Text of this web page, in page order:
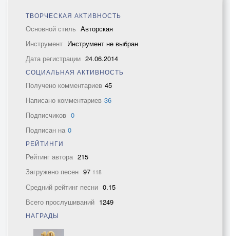
ТВОРЧЕСКАЯ АКТИВНОСТЬ
Основной стиль Авторская
Инструмент Инструмент не выбран
Дата регистрации 24.06.2014
СОЦИАЛЬНАЯ АКТИВНОСТЬ
Получено комментариев 45
Написано комментариев 36
Подписчиков 0
Подписан на 0
РЕЙТИНГИ
Рейтинг автора 215
Загружено песен 97 118
Средний рейтинг песни 0.15
Всего прослушиваний 1249
НАГРАДЫ